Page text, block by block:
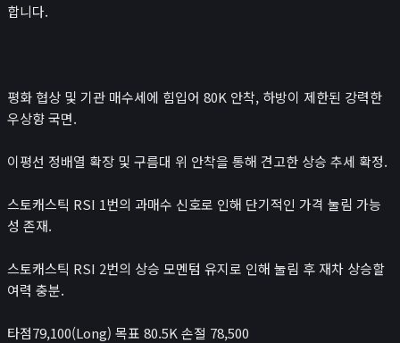
합니다.
평화 협상 및 기관 매수세에 힘입어 80K 안착, 하방이 제한된 강력한
우상향 국면.
이평선 정배열 확장 및 구름대 위 안착을 통해 견고한 상승 추세 확정.
스토캐스틱 RSI 1번의 과매수 신호로 인해 단기적인 가격 눌림 가능
성 존재.
스토캐스틱 RSI 2번의 상승 모멘텀 유지로 인해 눌림 후 재차 상승할
여력 충분.
타점79,100(Long) 목표 80.5K 손절 78,500